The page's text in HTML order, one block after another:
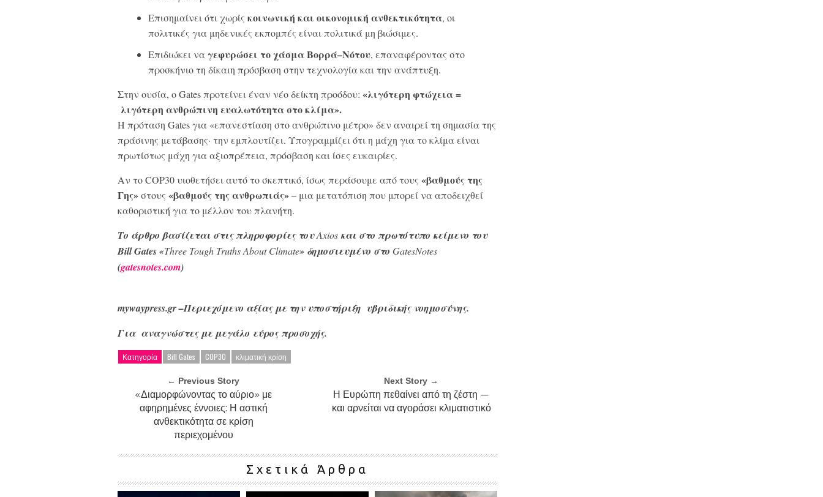
Επισημαίνει ότι χωρίς κοινωνική και οικονομική ανθεκτικότητα, οι
πολιτικές για μηδενικές εκπομπές είναι πολιτικά μη βιώσιμες.
Επιδιώκει ναγεφυρώσει το χάσμα Βορρά–Νότου, επαναφέροντας στο
προσκήνιο τη δίκαιη πρόσβαση στην τεχνολογία και την ανάπτυξη.
Στην ουσία, ο Gates προτείνει έναν νέο δείκτη προόδου: «λιγότερη φτώχεια =
λιγότερη ανθρώπινη ευαλωτότητα στο κλίμα».
Η πρόταση Gates για «επανεστίαση στο ανθρώπινο μέτρο» δεν αναιρεί τη σημασία της
πράσινης μετάβασης· την εμπλουτίζει. Υπογραμμίζει ότι η μάχη για το κλίμα είναι
πρωτίστως μάχη για αξιοπρέπεια, πρόσβαση και ίσες ευκαιρίες.
Αν το COP30 υιοθετήσει αυτό το σκεπτικό, ίσως περάσουμε από τους «βαθμούς της
Γης»στους «βαθμούς της ανθρωπιάς»– μια μετατόπιση που μπορεί να αποδειχθεί
καθοριστική για το μέλλον του πλανήτη.
Το άρθρο βασίζεται στις πληροφορίες τουAxiosκαι στο πρωτότυπο κείμενο του
Bill Gates «Three Tough Truths About Climate» δημοσιευμένο στο GatesNotes
(gatesnotes.com)
mywaypress.gr –Περιεχόμενο αξίας με την υποστήριξη υβριδικής νοημοσύνης.
Για αναγνώστες με μεγάλο εύρος προσοχής.
Κατηγορία Bill Gates COP30 κλιματική κρίση
← Previous Story
«Διαμορφώνοντας το αύριο» με
αφηρημένες έννοιες: Η αστική
ανθεκτικότητα σε κρίση
περιεχομένου
Next Story →
Η Ευρώπη πεθαίνει από τη ζέστη —
και αρνείται να αγοράσει κλιματιστικό
Σχετικά Άρθρα